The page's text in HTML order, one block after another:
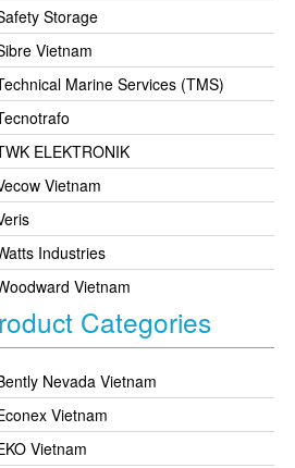
Storage
Vietnam
Marine Services (TMS)
ELEKTRONIK
Vietnam
Industries
Vietnam
Categories
Nevada Vietnam
Vietnam
Vietnam